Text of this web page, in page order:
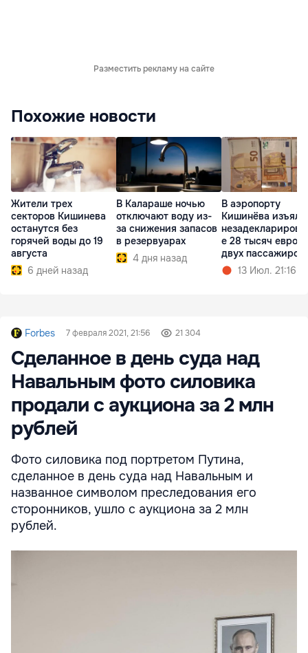
Разместить рекламу на сайте
Похожие новости
Жители трех
секторов Кишинева
останутся без
горячей воды до 19
августа
6 дней назад
В Калараше ночью
отключают воду из-
за снижения запасов
в резервуарах
4 дня назад
В аэропорту
Кишинёва изъяли
е 28 тысяч евро у
двух пассажиров
13 Июл. 21:16
Forbes 7 февраля 2021, 21:56 21 304
Сделанное в день суда над
Навальным фото силовика
продали с аукциона за 2 млн
рублей
Фото силовика под портретом Путина,
сделанное в день суда над Навальным и
названное символом преследования его
сторонников, ушло с аукциона за 2 млн
рублей.